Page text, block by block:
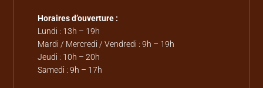
Horaires d’ouverture :
Lundi : 13h – 19h
Mardi / Mercredi / Vendredi : 9h – 19h
Jeudi : 10h – 20h
Samedi : 9h – 17h